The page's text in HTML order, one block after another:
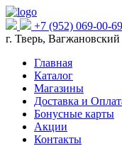
+7 (952) 069-00-69
г. Тверь,
Главная
Каталог
Магазины
Доставка и
Бонусные карты
Акции
Контакты